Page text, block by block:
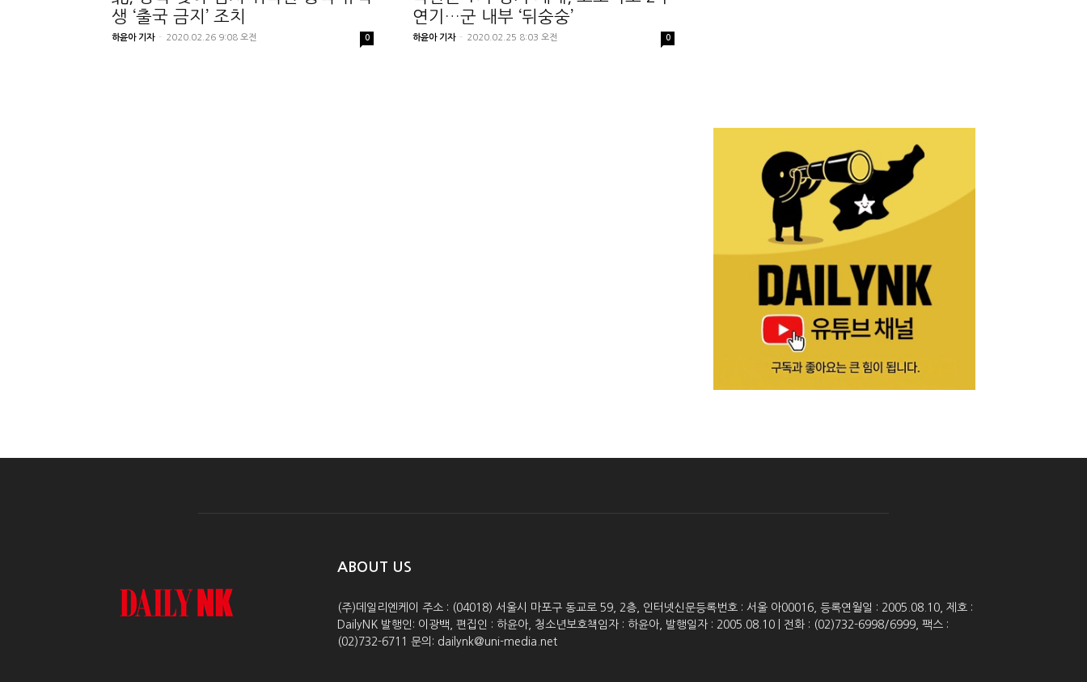
생 ‘출국 금지’ 조치
하윤아 기자 - 2020.02.26 9:08 오전 0
연기…군 내부 ‘뒤숭숭’
하윤아 기자 - 2020.02.25 8:03 오전 0
ABOUT US
(주)데일리엔케이 주소 : (04018) 서울시 마포구 동교로 59, 2층, 인터넷신문등록번호 : 서울 아00016, 등록연월일 : 2005.08.10, 제호 :
DailyNK 발행인: 이광백, 편집인 : 하윤아, 청소년보호책임자 : 하윤아, 발행일자 : 2005.08.10 | 전화 : (02)732-6998/6999, 팩스 :
(02)732-6711 문의: dailynk@uni-media.net